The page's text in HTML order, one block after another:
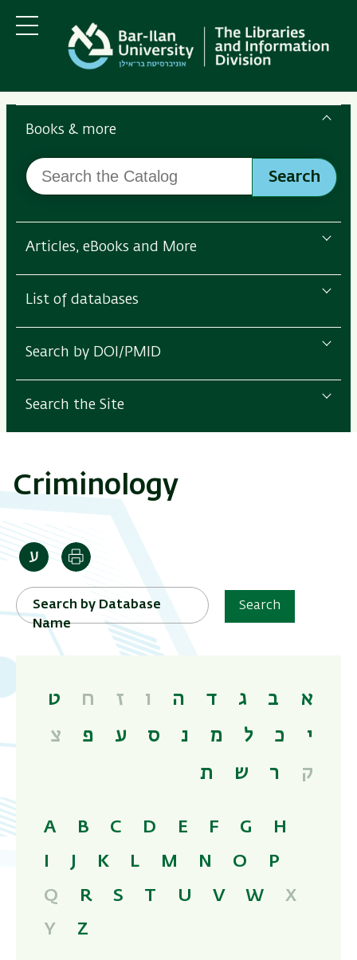
main
content
main
Navigation
Menu
Search
the
Ilan
Libraries
Books & more
Search
the
Search
Articles, eBooks and More
List of databases
Search by DOI/PMID
Search the Site
Criminology
Print
Search by Database
Name
Search
א ב ג ד ה ו ז ח
ט
י
כ ל מ נ ס ע פ
צ
ק
ר ש ת
A B C D E F G
H
J K L M N O
P
Q
R S T U V W
X
Y
Z